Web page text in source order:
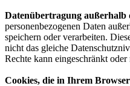
Datenübertragung außerhalb
personenbezogenen Daten
speichern oder verarbeiten.
nicht das gleiche
Rechte kann eingeschränkt
Cookies, die in Ihrem